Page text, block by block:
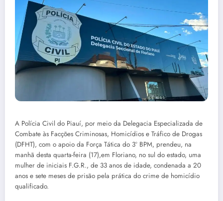
A Polícia Civil do Piauí, por meio da Delegacia Especializada de
Combate às Facções Criminosas, Homicídios e Tráfico de Drogas
(DFHT), com o apoio da Força Tática do 3º BPM, prendeu, na
manhã desta quarta-feira (17),em Floriano, no sul do estado, uma
mulher de iniciais F.G.R., de 33 anos de idade, condenada a 20
anos e sete meses de prisão pela prática do crime de homicídio
qualificado.